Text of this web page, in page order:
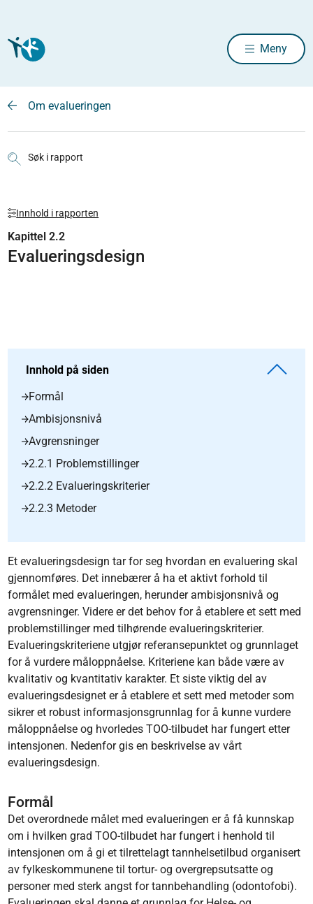
Meny
Om evalueringen
Søk i rapport
Innhold i rapporten
Kapittel 2.2
Evalueringsdesign
Innhold på siden
Formål
Ambisjonsnivå
Avgrensninger
2.2.1 Problemstillinger
2.2.2 Evalueringskriterier
2.2.3 Metoder
Et evalueringsdesign tar for seg hvordan en evaluering skal
gjennomføres. Det innebærer å ha et aktivt forhold til
formålet med evalueringen, herunder ambisjonsnivå og
avgrensninger. Videre er det behov for å etablere et sett med
problemstillinger med tilhørende evalueringskriterier.
Evalueringskriteriene utgjør referansepunktet og grunnlaget
for å vurdere måloppnåelse. Kriteriene kan både være av
kvalitativ og kvantitativ karakter. Et siste viktig del av
evalueringsdesignet er å etablere et sett med metoder som
sikrer et robust informasjonsgrunnlag for å kunne vurdere
måloppnåelse og hvorledes TOO-tilbudet har fungert etter
intensjonen. Nedenfor gis en beskrivelse av vårt
evalueringsdesign.
Formål
Det overordnede målet med evalueringen er å få kunnskap
om i hvilken grad TOO-tilbudet har fungert i henhold til
intensjonen om å gi et tilrettelagt tannhelsetilbud organisert
av fylkeskommunene til tortur- og overgrepsutsatte og
personer med sterk angst for tannbehandling (odontofobi).